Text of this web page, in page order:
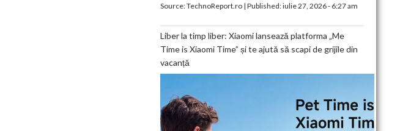
Source:TechnoReport.ro| Published:iulie 27, 2026 - 6:27 am
Liber la timp liber: Xiaomi lansează platforma „Me
Time is Xiaomi Time” și te ajută să scapi de grijile din
vacanță